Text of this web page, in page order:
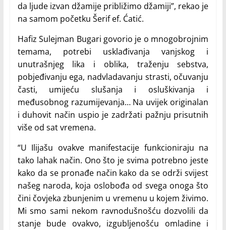
da ljude izvan džamije približimo džamiji”, rekao je
na samom početku Šerif ef. Ćatić.
Hafiz Sulejman Bugari govorio je o mnogobrojnim
temama, potrebi usklađivanja vanjskog i
unutrašnjeg lika i oblika, traženju sebstva,
pobjeđivanju ega, nadvladavanju strasti, očuvanju
časti, umijeću slušanja i osluškivanja i
međusobnog razumijevanja… Na uvijek originalan
i duhovit način uspio je zadržati pažnju prisutnih
više od sat vremena.
“U Ilijašu ovakve manifestacije funkcioniraju na
tako lahak način. Ono što je svima potrebno jeste
kako da se pronađe način kako da se održi svijest
našeg naroda, koja oslobođa od svega onoga što
čini čovjeka zbunjenim u vremenu u kojem živimo.
Mi smo sami nekom ravnodušnošću dozvolili da
stanje bude ovakvo, izgubljenošću omladine i